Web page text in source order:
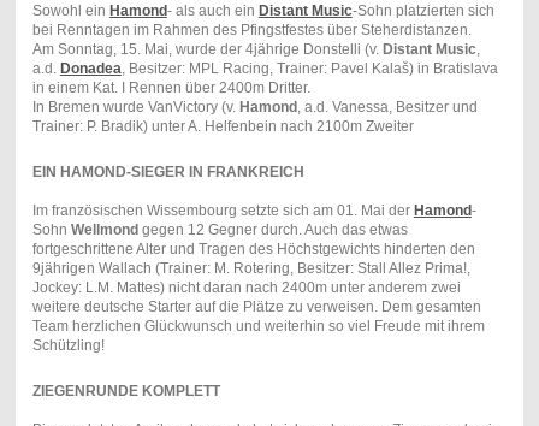
Sowohl ein Hamond- als auch ein Distant Music-Sohn platzierten sich
bei Renntagen im Rahmen des Pfingstfestes über Steherdistanzen.
Am Sonntag, 15. Mai, wurde der 4jährige Donstelli (v. Distant Music
a.d. Donadea , Besitzer: MPL Racing, Trainer: Pavel Kalaš) in Bratislava
in einem Kat. I Rennen über 2400m Dritter.
In Bremen wurde VanVictory (v. Hamond, a.d. Vanessa, Besitzer und
Trainer: P. Bradik) unter A. Helfenbein nach 2100m Zweiter
EIN HAMOND-SIEGER IN FRANKREICH
Im französischen Wissembourg setzte sich am 01. Mai der Hamond-
Sohn Wellmondgegen 12 Gegner durch. Auch das etwas
fortgeschrittene Alter und Tragen des Höchstgewichts hinderten den
9jährigen Wallach (Trainer: M. Rotering, Besitzer: Stall Allez Prima!,
Jockey: L.M. Mattes) nicht daran nach 2400m unter anderem zwei
weitere deutsche Starter auf die Plätze zu verweisen. Dem gesamten
Team herzlichen Glückwunsch und weiterhin so viel Freude mit ihrem
Schützling!
ZIEGENRUNDE KOMPLETT